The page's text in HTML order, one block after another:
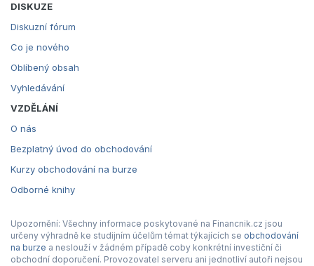
DISKUZE
Diskuzní fórum
Co je nového
Oblíbený obsah
Vyhledávání
VZDĚLÁNÍ
O nás
Bezplatný úvod do obchodování
Kurzy obchodování na burze
Odborné knihy
Upozornění: Všechny informace poskytované na Financnik.cz jsou
určeny výhradně ke studijním účelům témat týkajících se obchodování
na burze a neslouží v žádném případě coby konkrétní investiční či
obchodní doporučení. Provozovatel serveru ani jednotliví autoři nejsou